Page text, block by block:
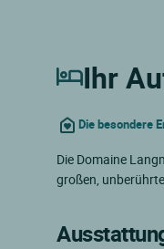
Ihr
Die besondere
Die Domaine
großen,